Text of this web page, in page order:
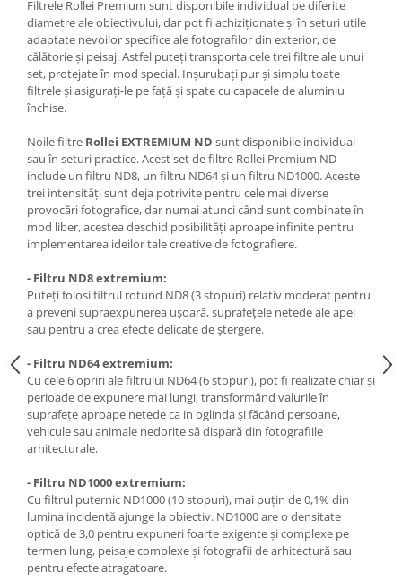
Accesorii Aparate Digitale
Carduri memorie, Cititoare
Carduri memorie
Cititoare carduri
Grip-uri
Telecomenzi
LCD protectie
Recordere audio digitale
Acumulatori Foto
Acumulatori AA/AAA (R6/R3)) si
incarcatoare
Baterii
Incarcatoare acumulatori Foto-
Video
Huse protectie acumulatori foto
Tablete grafice
filtre
Alimentatoare 220V
Cabluri
Carcase de tip Cage, pentru
Filtrele Rollei Premium sunt disponibile individual pe diferite
diametre ale obiectivului, dar pot fi achiziționate și în seturi utile
adaptate nevoilor specifice ale fotografilor din exterior, de
călătorie și peisaj. Astfel puteți transporta cele trei filtre ale unui
set, protejate în mod special. Inșurubați pur și simplu toate
filtrele și asigurați-le pe față și spate cu capacele de aluminiu
închise.
Noile filtre Rollei EXTREMIUM ND sunt disponibile individual
sau în seturi practice. Acest set de filtre Rollei Premium ND
include un filtru ND8, un filtru ND64 și un filtru ND1000. Aceste
trei intensități sunt deja potrivite pentru cele mai diverse
provocări fotografice, dar numai atunci când sunt combinate în
mod liber, acestea deschid posibilități aproape infinite pentru
implementarea ideilor tale creative de fotografiere.
- Filtru ND8extremium:
Puteți folosi filtrul rotund ND8 (3 stopuri) relativ moderat pentru
a preveni supraexpunerea ușoară, suprafețele netede ale apei
sau pentru a crea efecte delicate de ștergere.
- Filtru ND64extremium:
Cu cele 6 opriri ale filtrului ND64 (6 stopuri), pot fi realizate chiar și
perioade de expunere mai lungi, transformând valurile în
suprafețe aproape netede ca in oglinda și făcând persoane,
vehicule sau animale nedorite să dispară din fotografiile
arhitecturale.
- Filtru ND1000extremium:
Cu filtrul puternic ND1000 (10 stopuri), mai puțin de 0,1% din
lumina incidentă ajunge la obiectiv. ND1000 are o densitate
optică de 3,0 pentru expuneri foarte exigente și complexe pe
termen lung, peisaje complexe și fotografii de arhitectură sau
pentru efecte atragatoare.